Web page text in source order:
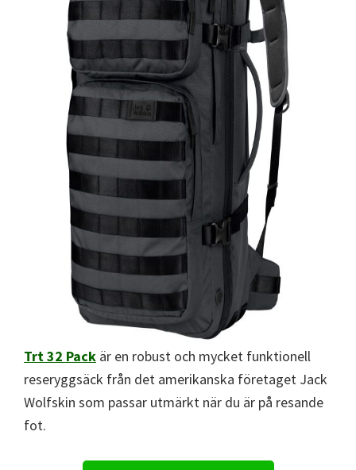
Trt 32 Pack är en robust och mycket funktionell
reseryggsäck från det amerikanska företaget Jack
Wolfskin som passar utmärkt när du är på resande
fot.